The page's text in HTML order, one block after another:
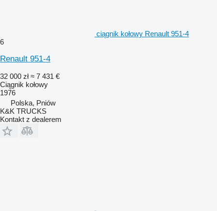
ciągnik kołowy Renault 951-4
6
Renault 951-4
32 000 zł ≈ 7 431 €
Ciągnik kołowy
1976
Polska, Pniów
K&K TRUCKS
Kontakt z dealerem